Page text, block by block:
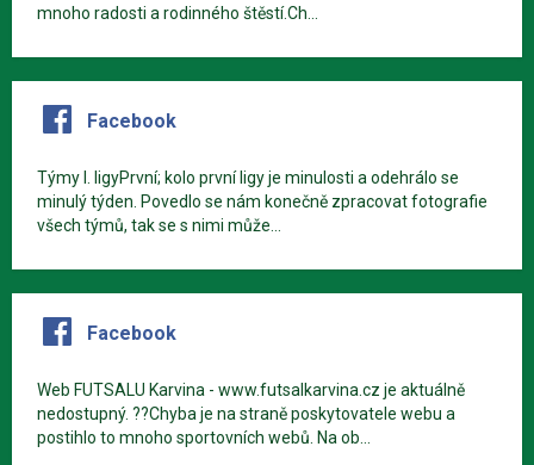
mnoho radosti a rodinného štěstí.Ch...
Facebook
Týmy I. ligyPrvní; kolo první ligy je minulosti a odehrálo se
minulý týden. Povedlo se nám konečně zpracovat fotografie
všech týmů, tak se s nimi může...
Facebook
Web FUTSALU Karvina - www.futsalkarvina.cz je aktuálně
nedostupný. ??Chyba je na straně poskytovatele webu a
postihlo to mnoho sportovních webů. Na ob...